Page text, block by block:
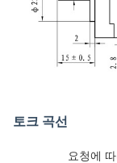
토크 곡선
요청에